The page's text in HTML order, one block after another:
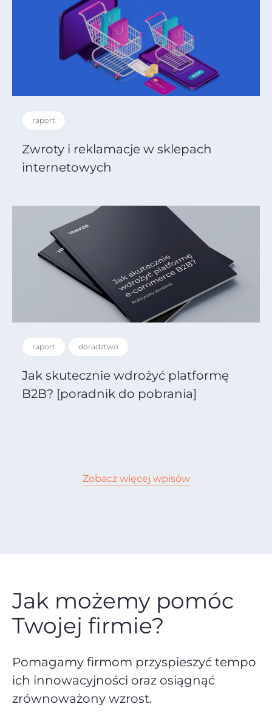
raport
Zwroty i reklamacje w sklepach
internetowych
raport doradztwo
Jak skutecznie wdrożyć platformę
B2B? [poradnik do pobrania]
Zobacz więcej wpisów
Jak możemy pomóc
Twojej firmie?
Pomagamy firmom przyspieszyć tempo
ich innowacyjności oraz osiągnąć
zrównoważony wzrost.